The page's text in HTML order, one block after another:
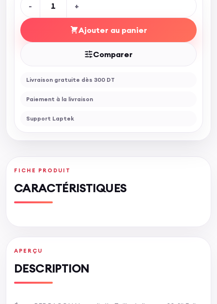
- 1 +
Ajouter au panier
Comparer
Livraison gratuite dès 300 DT
Paiement à la livraison
Support Laptek
APERÇU
DESCRIPTION
FICHE PRODUIT
CARACTÉRISTIQUES